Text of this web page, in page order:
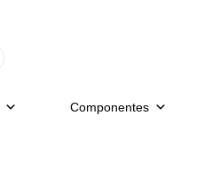
Componentes